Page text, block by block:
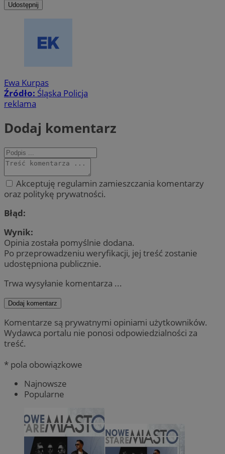
Udostępnij
Ewa Kurpas
Źródło: Śląska Policja
reklama
Dodaj komentarz
Akceptuję regulamin zamieszczania komentarzy
oraz politykę prywatności.
Błąd:
Wynik:
Opinia została pomyślnie dodana.
Po przeprowadzeniu weryfikacji, jej treść zostanie
udostępniona publicznie.
Trwa wysyłanie komentarza ...
Dodaj komentarz
Komentarze są prywatnymi opiniami użytkowników.
Wydawca portalu nie ponosi odpowiedzialności za
treść.
* pola obowiązkowe
Najnowsze
Popularne